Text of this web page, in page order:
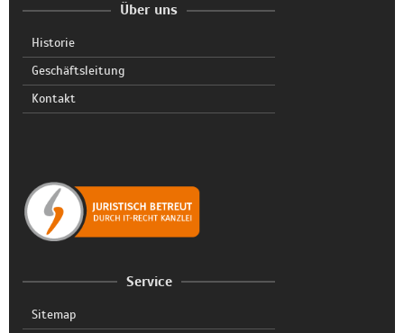
Über uns
Historie
Geschäftsleitung
Kontakt
Service
Sitemap